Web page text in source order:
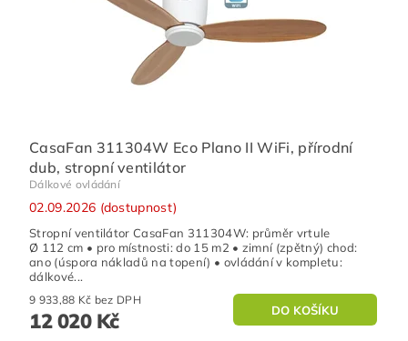
CasaFan 311304W Eco Plano II WiFi, přírodní
dub, stropní ventilátor
Dálkové ovládání
02.09.2026 (dostupnost)
Stropní ventilátor CasaFan 311304W: průměr vrtule
Ø 112 cm • pro místnosti: do 15 m2 • zimní (zpětný) chod:
ano (úspora nákladů na topení) • ovládání v kompletu:
dálkové...
9 933,88 Kč bez DPH
12 020 Kč